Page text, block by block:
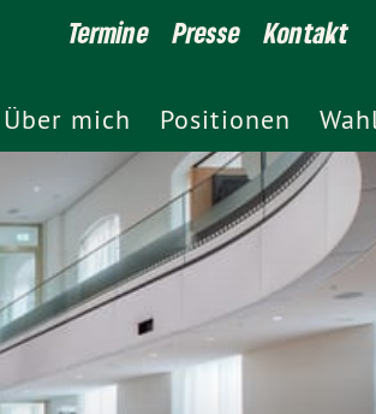
Termine Presse Kontakt
Über mich Positionen